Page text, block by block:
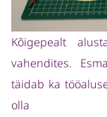
Kõigepealt
vahendites.
täidab ka
olla